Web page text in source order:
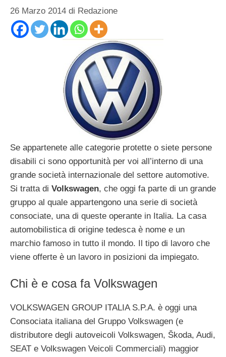
26 Marzo 2014 di Redazione
Se appartenete alle categorie protette o siete persone
disabili ci sono opportunità per voi all’interno di una
grande società internazionale del settore automotive.
Si tratta di Volkswagen, che oggi fa parte di un grande
gruppo al quale appartengono una serie di società
consociate, una di queste operante in Italia. La casa
automobilistica di origine tedesca è nome e un
marchio famoso in tutto il mondo. Il tipo di lavoro che
viene offerte è un lavoro in posizioni da impiegato.
Chi è e cosa fa Volkswagen
VOLKSWAGEN GROUP ITALIA S.P.A. è oggi una
Consociata italiana del Gruppo Volkswagen (e
distributore degli autoveicoli Volkswagen, Škoda, Audi,
SEAT e Volkswagen Veicoli Commerciali) maggior